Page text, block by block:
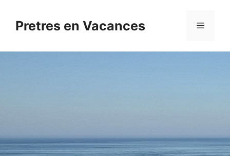
contenuPretres en Vacances Menu